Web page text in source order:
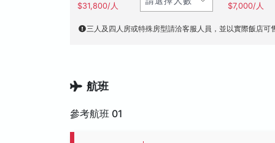
$31,800/人 $7,000/人
三人及四人房或特殊房型請洽客服人員，並以實際飯店可
航班
參考航班 01